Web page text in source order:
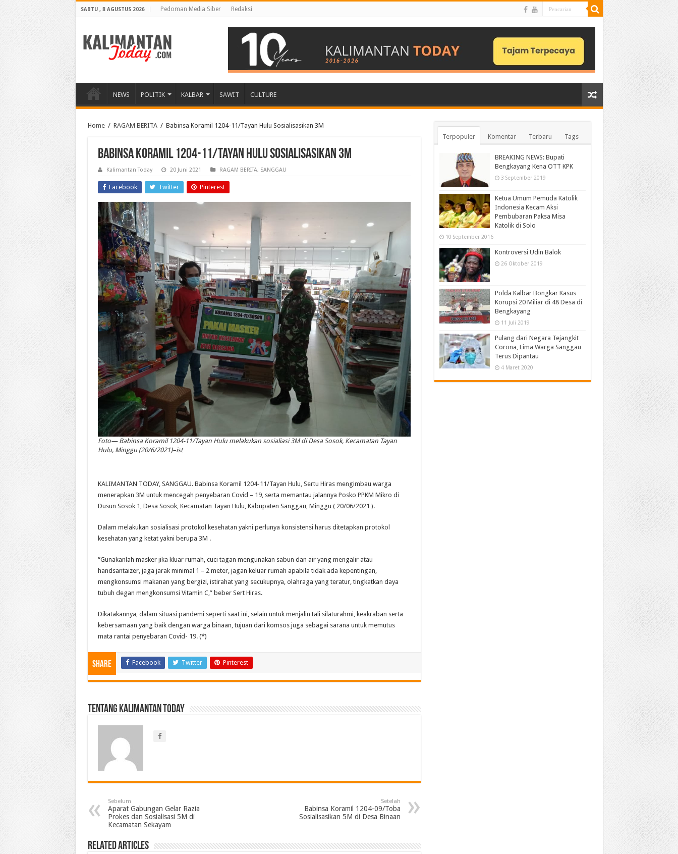
SABTU , 8 AGUSTUS 2026 Pedoman Media Siber Redaksi
NEWS POLITIK KALBAR SAWIT CULTURE
Home / RAGAM BERITA / Babinsa Koramil 1204-11/Tayan Hulu Sosialisasikan 3M
Babinsa Koramil 1204-11/Tayan Hulu Sosialisasikan 3M
Kalimantan Today 20 Juni 2021 RAGAM BERITA, SANGGAU
Facebook Twitter Pinterest
Foto— Babinsa Koramil 1204-11/Tayan Hulu melakukan sosialiasi 3M di Desa Sosok, Kecamatan Tayan
Hulu, Minggu (20/6/2021)–ist
KALIMANTAN TODAY, SANGGAU. Babinsa Koramil 1204-11/Tayan Hulu, Sertu Hiras mengimbau warga
menerapkan 3M untuk mencegah penyebaran Covid – 19, serta memantau jalannya Posko PPKM Mikro di
Dusun Sosok 1, Desa Sosok, Kecamatan Tayan Hulu, Kabupaten Sanggau, Minggu ( 20/06/2021 ).
Dalam melakukan sosialisasi protokol kesehatan yakni perlunya konsistensi harus ditetapkan protokol
kesehatan yang ketat yakni berupa 3M .
“Gunakanlah masker jika kluar rumah, cuci tagan mengunakan sabun dan air yang mengalir atau
handsantaizer, jaga jarak minimal 1 – 2 meter, jagan keluar rumah apabila tidak ada kepentingan,
mengkonsumsi makanan yang bergizi, istirahat yang secukupnya, olahraga yang teratur, tingkatkan daya
tubuh degan mengkonsumsi Vitamin C,” beber Sert Hiras.
Dikatakannya, dalam situasi pandemi seperti saat ini, selain untuk menjalin tali silaturahmi, keakraban serta
kebersamaan yang baik dengan warga binaan, tujuan dari komsos juga sebagai sarana untuk memutus
mata rantai penyebaran Covid- 19. (*)
Share Facebook Twitter Pinterest
Tentang Kalimantan Today
Sebelum
Aparat Gabungan Gelar Razia
Prokes dan Sosialisasi 5M di
Kecamatan Sekayam
Setelah
Babinsa Koramil 1204-09/Toba
Sosialisasikan 5M di Desa Binaan
Related Articles
Terpopuler Komentar Terbaru Tags
BREAKING NEWS: Bupati
Bengkayang Kena OTT KPK
3 September 2019
Ketua Umum Pemuda Katolik
Indonesia Kecam Aksi
Pembubaran Paksa Misa
Katolik di Solo
10 September 2016
Kontroversi Udin Balok
26 Oktober 2019
Polda Kalbar Bongkar Kasus
Korupsi 20 Miliar di 48 Desa di
Bengkayang
11 Juli 2019
Pulang dari Negara Tejangkit
Corona, Lima Warga Sanggau
Terus Dipantau
4 Maret 2020